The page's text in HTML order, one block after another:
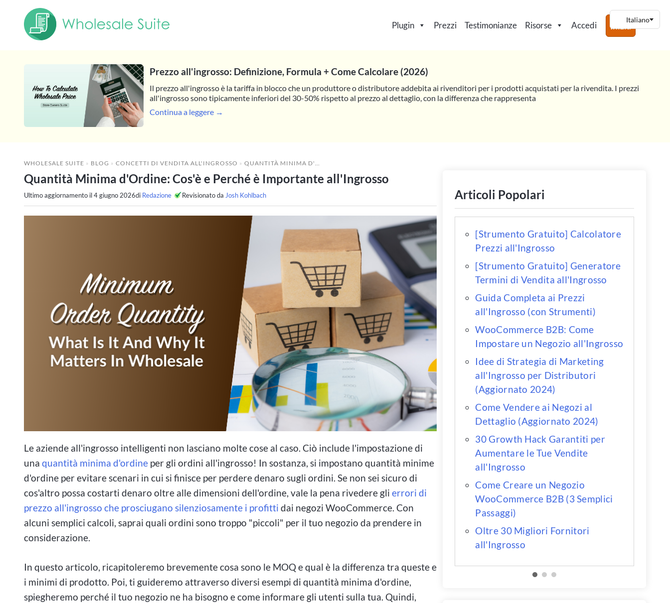
Plugin Prezzi Testimonianze Risorse Accedi Inizia
Prezzo all'ingrosso: Definizione, Formula + Come Calcolare (2026)
Il prezzo all'ingrosso è la tariffa in blocco che un produttore o distributore addebita ai rivenditori per i prodotti acquistati per la rivendita. I prezzi
all'ingrosso sono tipicamente inferiori del 30-50% rispetto al prezzo al dettaglio, con la differenza che rappresenta
Continua a leggere →
WHOLESALE SUITE » BLOG » CONCETTI DI VENDITA ALL'INGROSSO » QUANTITÀ MINIMA D'ORDINE: COS'È E PERCHÉ È IMPORTANTE ALL'INGROSSO
Quantità Minima d'Ordine: Cos'è e Perché è Importante all'Ingrosso
Ultimo aggiornamento il4 giugno 2026di Redazione Revisionato da Josh Kohlbach
Le aziende all'ingrosso intelligenti non lasciano molte cose al caso. Ciò include l'impostazione di
una quantità minima d'ordine per gli ordini all'ingrosso! In sostanza, si impostano quantità minime
d'ordine per evitare scenari in cui si finisce per perdere denaro sugli ordini. Se non sei sicuro di
cos'altro possa costarti denaro oltre alle dimensioni dell'ordine, vale la pena rivedere gli errori di
prezzo all'ingrosso che prosciugano silenziosamente i profitti dai negozi WooCommerce. Con
alcuni semplici calcoli, saprai quali ordini sono troppo "piccoli" per il tuo negozio da prendere in
considerazione.
In questo articolo, ricapitoleremo brevemente cosa sono le MOQ e qual è la differenza tra queste e
i minimi di prodotto. Poi, ti guideremo attraverso diversi esempi di quantità minima d'ordine,
spiegheremo perché il tuo negozio ne ha bisogno e come informare gli utenti sulla tua. Quindi,
Articoli Popolari
[Strumento Gratuito] Calcolatore
Prezzi all'Ingrosso
[Strumento Gratuito] Generatore
Termini di Vendita all'Ingrosso
Guida Completa ai Prezzi
all'Ingrosso (con Strumenti)
WooCommerce B2B: Come
Impostare un Negozio all'Ingrosso
Idee di Strategia di Marketing
all'Ingrosso per Distributori
(Aggiornato 2024)
Come Vendere ai Negozi al
Dettaglio (Aggiornato 2024)
30 Growth Hack Garantiti per
Aumentare le Tue Vendite
all'Ingrosso
Come Creare un Negozio
WooCommerce B2B (3 Semplici
Passaggi)
Oltre 30 Migliori Fornitori
all'Ingrosso